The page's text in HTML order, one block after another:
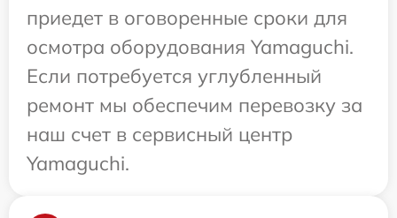
приедет в оговоренные сроки для
осмотра оборудования Yamaguchi.
Если потребуется углубленный
ремонт мы обеспечим перевозку за
наш счет в сервисный центр
Yamaguchi.